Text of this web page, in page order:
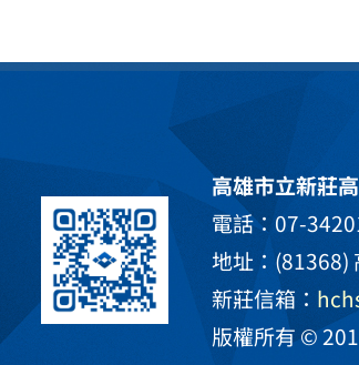
高雄市立新莊
電話：07-
地址：(81368)
新莊信箱：
版權所有 ©